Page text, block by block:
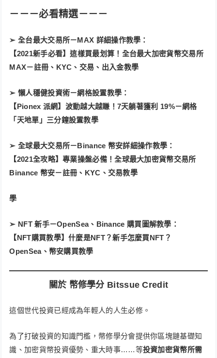
－－－必看精選－－－
➢ 全台最大交易所－MAX 詳細操作教學：
【2021新手必看】這樣買最划算！全台最大加密貨幣交易所
MAX－註冊、KYC、交易、出入金教學
➢ 懶人穩健投資術－網格設置教學：
【Pionex 派網】波動越大越賺！7天躺著獲利 19%－網格
「天地單」三分鐘設置教學
➢ 全球最大交易所－Binance 幣安詳細操作教學：
【2021全攻略】專業操盤必備！全球最大加密貨幣交易所
Binance 幣安－註冊、KYC、交易教學
學
➢ NFT 新手－OpenSea、Binance 購買圖解教學：
【NFT購買教學】什麼是NFT？新手怎麼買NFT？
OpenSea、幣安購買教學
關於 幣修學分 Bitssue Credit
這個世代投資已經成為年輕人的人生必修。
為了打破投資的知識門檻，​幣修學分會提供你區塊鏈基礎知
識、加密貨幣投資優勢、重大時事……等投資加密貨幣所需